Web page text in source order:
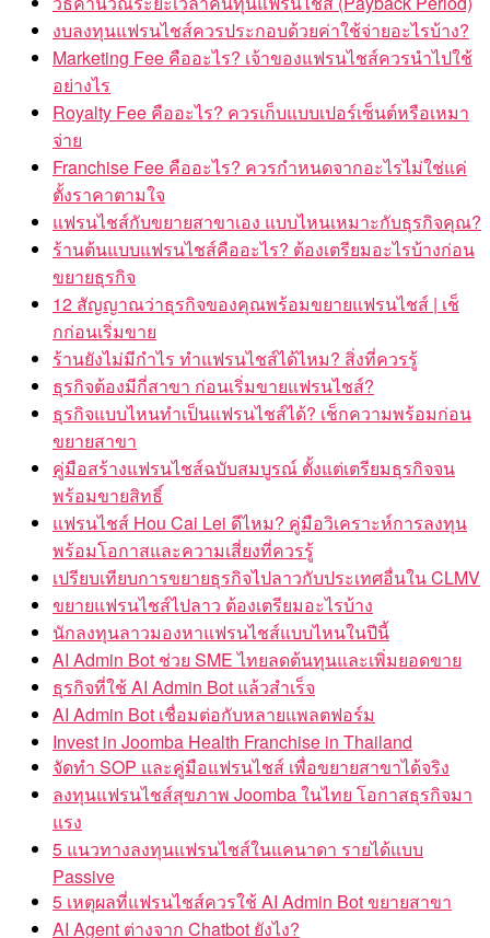
งบลงทุนแฟรนไชส์ควรประกอบด้วยค่าใช้จ่ายอะไรบ้าง?
Marketing Fee คืออะไร? เจ้าของแฟรนไชส์ควรนำไปใช้
อย่างไร
Royalty Fee คืออะไร? ควรเก็บแบบเปอร์เซ็นต์หรือเหมา
จ่าย
Franchise Fee คืออะไร? ควรกำหนดจากอะไรไม่ใช่แค่
ตั้งราคาตามใจ
แฟรนไชส์กับขยายสาขาเอง แบบไหนเหมาะกับธุรกิจคุณ?
ร้านต้นแบบแฟรนไชส์คืออะไร? ต้องเตรียมอะไรบ้างก่อน
ขยายธุรกิจ
12 สัญญาณว่าธุรกิจของคุณพร้อมขยายแฟรนไชส์ | เช็
กก่อนเริ่มขาย
ร้านยังไม่มีกำไร ทำแฟรนไชส์ได้ไหม? สิ่งที่ควรรู้
ธุรกิจต้องมีกี่สาขา ก่อนเริ่มขายแฟรนไชส์?
ธุรกิจแบบไหนทำเป็นแฟรนไชส์ได้? เช็กความพร้อมก่อน
ขยายสาขา
คู่มือสร้างแฟรนไชส์ฉบับสมบูรณ์ ตั้งแต่เตรียมธุรกิจจน
พร้อมขายสิทธิ์
แฟรนไชส์ Hou Cai Lei ดีไหม? คู่มือวิเคราะห์การลงทุน
พร้อมโอกาสและความเสี่ยงที่ควรรู้
เปรียบเทียบการขยายธุรกิจไปลาวกับประเทศอื่นใน CLMV
ขยายแฟรนไชส์ไปลาว ต้องเตรียมอะไรบ้าง
นักลงทุนลาวมองหาแฟรนไชส์แบบไหนในปีนี้
AI Admin Bot ช่วย SME ไทยลดต้นทุนและเพิ่มยอดขาย
ธุรกิจที่ใช้ AI Admin Bot แล้วสำเร็จ
AI Admin Bot เชื่อมต่อกับหลายแพลตฟอร์ม
Invest in Joomba Health Franchise in Thailand
จัดทำ SOP และคู่มือแฟรนไชส์ เพื่อขยายสาขาได้จริง
ลงทุนแฟรนไชส์สุขภาพ Joomba ในไทย โอกาสธุรกิจมา
แรง
5 แนวทางลงทุนแฟรนไชส์ในแคนาดา รายได้แบบ
Passive
5 เหตุผลที่แฟรนไชส์ควรใช้ AI Admin Bot ขยายสาขา
AI Agent ต่างจาก Chatbot ยังไง?